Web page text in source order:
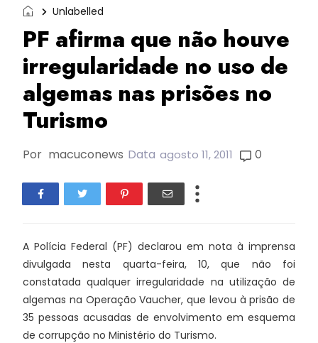
Unlabelled
PF afirma que não houve
irregularidade no uso de
algemas nas prisões no
Turismo
Por macuconews Data agosto 11, 2011 0
A Polícia Federal (PF) declarou em nota à imprensa
divulgada nesta quarta-feira, 10, que não foi
constatada qualquer irregularidade na utilização de
algemas na Operação Vaucher, que levou à prisão de
35 pessoas acusadas de envolvimento em esquema
de corrupção no Ministério do Turismo.